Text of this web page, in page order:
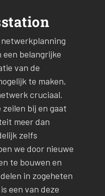
belangrijke
van de
te maken,
cruciaal.
bij en gaat
meer dan
zelfs
we door nieuwe
te bouwen en
in zogeheten
een van deze